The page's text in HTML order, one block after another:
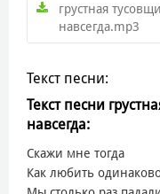
грустная
навсегда.mp3
Текст песни:
Текст песни
навсегда:
Скажи мне тогда
Как любить